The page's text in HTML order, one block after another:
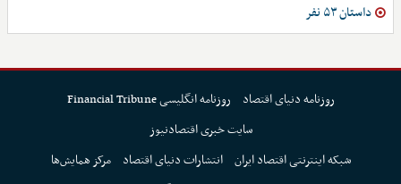
داستان ۵۳ نفر
روزنامه دنیای اقتصاد
روزنامه انگلیسی Financial Tribune
سایت خبری اقتصادنیوز
شبکه اینترنتی اقتصاد ایران انتشارات دنیای اقتصاد
مرکز همایش‌ها